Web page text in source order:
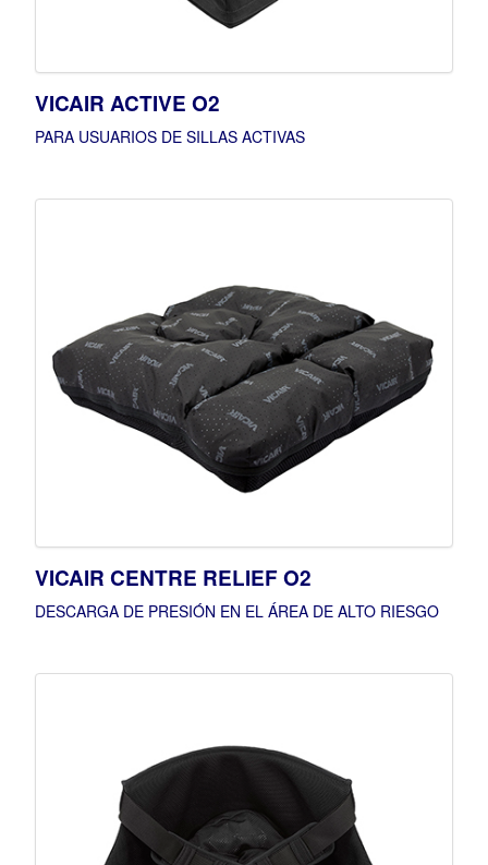
VICAIR ACTIVE O2
PARA USUARIOS DE SILLAS ACTIVAS
VICAIR CENTRE RELIEF O2
DESCARGA DE PRESIÓN EN EL ÁREA DE ALTO RIESGO